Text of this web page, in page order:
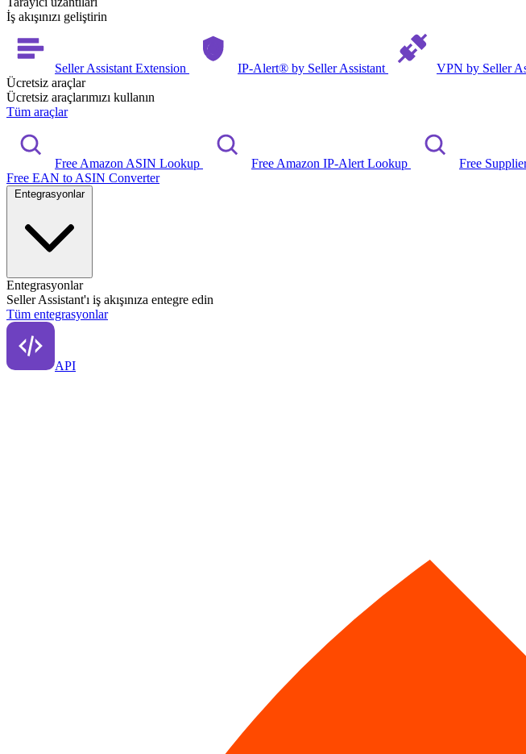
İş akışınızı geliştirin
Seller Assistant Extension IP-Alert® by Seller Assistant
VPN by Seller
Ücretsiz araçlar
Ücretsiz araçlarımızı kullanın
Tüm araçlar
Free Amazon ASIN Lookup Free Amazon IP-Alert Lookup Free
Free EAN to ASIN Converter
Entegrasyonlar
Entegrasyonlar
Seller Assistant'ı iş akışınıza entegre edin
Tüm entegrasyonlar
API